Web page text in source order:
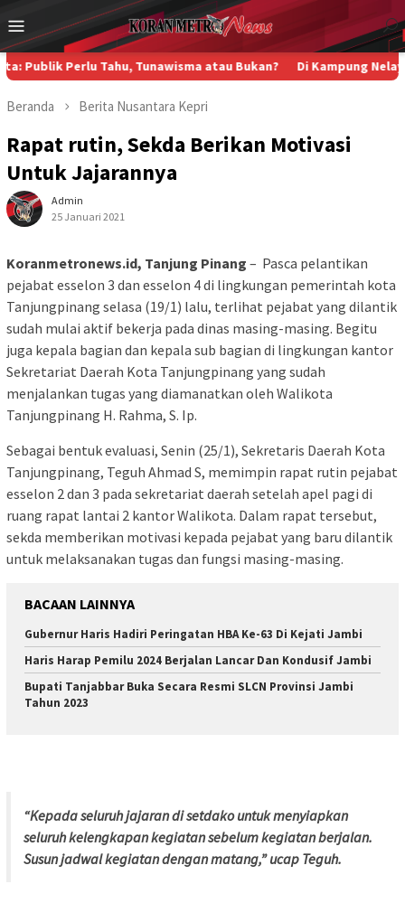
ke
konten
Menu
Mobile
Tahu, Tunawisma atau Bukan? Di Kampung Nelayan Pakis
Beranda Berita Nusantara Kepri
Rapat rutin, Sekda Berikan Motivasi
Untuk Jajarannya
Admin
25 Januari 2021
Koranmetronews.id, Tanjung Pinang – Pasca pelantikan
pejabat esselon 3 dan esselon 4 di lingkungan pemerintah kota
Tanjungpinang selasa (19/1) lalu, terlihat pejabat yang dilantik
sudah mulai aktif bekerja pada dinas masing-masing. Begitu
juga kepala bagian dan kepala sub bagian di lingkungan kantor
Sekretariat Daerah Kota Tanjungpinang yang sudah
menjalankan tugas yang diamanatkan oleh Walikota
Tanjungpinang H. Rahma, S. Ip.
Sebagai bentuk evaluasi, Senin (25/1), Sekretaris Daerah Kota
Tanjungpinang, Teguh Ahmad S, memimpin rapat rutin pejabat
esselon 2 dan 3 pada sekretariat daerah setelah apel pagi di
ruang rapat lantai 2 kantor Walikota. Dalam rapat tersebut,
sekda memberikan motivasi kepada pejabat yang baru dilantik
untuk melaksanakan tugas dan fungsi masing-masing.
BACAAN LAINNYA
Gubernur Haris Hadiri Peringatan HBA Ke-63 Di Kejati Jambi
Haris Harap Pemilu 2024 Berjalan Lancar Dan Kondusif Jambi
Bupati Tanjabbar Buka Secara Resmi SLCN Provinsi Jambi
Tahun 2023
“Kepada seluruh jajaran di setdako untuk menyiapkan
seluruh kelengkapan kegiatan sebelum kegiatan berjalan.
Susun jadwal kegiatan dengan matang,” ucap Teguh.